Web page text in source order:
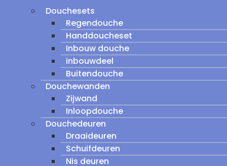
Douchesets
Regendouche
Handdoucheset
Inbouw douche
inbouwdeel
Buitendouche
Douchewanden
Zijwand
Inloopdouche
Douchedeuren
Draaideuren
Schuifdeuren
Nis deuren